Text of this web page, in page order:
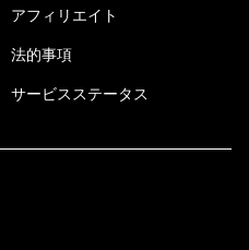
アフィリエイト
法的事項
サービスステータス